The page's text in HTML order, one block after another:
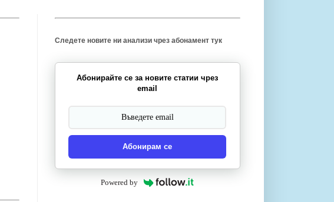
Следете новите ни анализи чрез абонамент тук
Абонирайте се за новите статии чрез
email
Абонирам се
Powered by